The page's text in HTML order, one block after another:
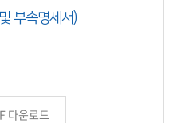
부속명세서)
다운로드